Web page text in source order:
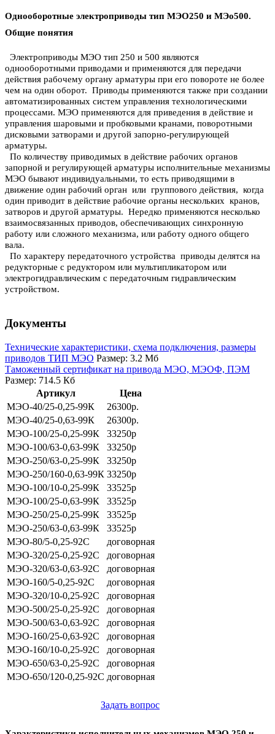
Однооборотные электроприводы тип МЭО250 и МЭо500.
Общие понятия
Электроприводы МЭО тип 250 и 500 являются
однооборотными приводами и применяются для передачи
действия рабочему органу арматуры при его повороте не более
чем на один оборот. Приводы применяются также при создании
автоматизированных систем управления технологическими
процессами. МЭО применяются для приведения в действие и
управления шаровыми и пробковыми кранами, поворотными
дисковыми затворами и другой запорно-регулирующей
арматуры.
По количеству приводимых в действие рабочих органов
запорной и регулирующей арматуры исполнительные механизмы
МЭО бывают индивидуальными, то есть приводящими в
движение один рабочий орган или группового действия, когда
один приводит в действие рабочие органы нескольких кранов,
затворов и другой арматуры. Нередко применяются несколько
взаимосвязанных приводов, обеспечивающих синхронную
работу или сложного механизма, или работу одного общего
вала.
По характеру передаточного устройства приводы делятся на
редукторные с редуктором или мультипликатором или
электрогидравлическим с передаточным гидравлическим
устройством.
Документы
Технические характеристики, схема подключения, размеры
приводов ТИП МЭО Размер: 3.2 Мб
Таможенный сертификат на привода МЭО, МЭОФ, ПЭМ
Размер: 714.5 Кб
Артикул
Цена
МЭО-40/25-0,25-99К
26300р.
МЭО-40/25-0,63-99К
26300р.
МЭО-100/25-0,25-99К
33250р
МЭО-100/63-0,63-99К
33250р
МЭО-250/63-0,25-99К
33250р
МЭО-250/160-0,63-99К 33250р
МЭО-100/10-0,25-99К
33525р
МЭО-100/25-0,63-99К
33525р
МЭО-250/25-0,25-99К
33525р
МЭО-250/63-0,63-99К
33525р
МЭО-80/5-0,25-92С
договорная
МЭО-320/25-0,25-92С
договорная
МЭО-320/63-0,63-92С
договорная
МЭО-160/5-0,25-92С
договорная
МЭО-320/10-0,25-92С
договорная
МЭО-500/25-0,25-92С
договорная
МЭО-500/63-0,63-92С
договорная
МЭО-160/25-0,63-92С
договорная
МЭО-160/10-0,25-92С
договорная
МЭО-650/63-0,25-92С
договорная
МЭО-650/120-0,25-92С договорная
Задать вопрос